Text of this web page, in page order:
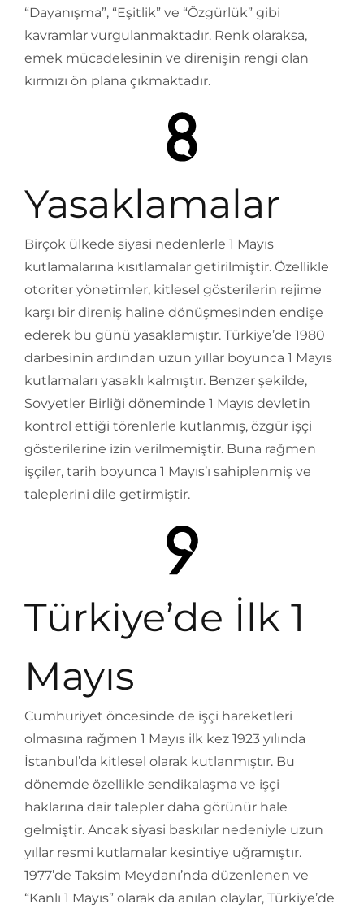
“Dayanışma”, “Eşitlik” ve “Özgürlük” gibi
kavramlar vurgulanmaktadır. Renk olaraksa,
emek mücadelesinin ve direnişin rengi olan
kırmızı ön plana çıkmaktadır.
Yasaklamalar
Birçok ülkede siyasi nedenlerle 1 Mayıs
kutlamalarına kısıtlamalar getirilmiştir. Özellikle
otoriter yönetimler, kitlesel gösterilerin rejime
karşı bir direniş haline dönüşmesinden endişe
ederek bu günü yasaklamıştır. Türkiye’de 1980
darbesinin ardından uzun yıllar boyunca 1 Mayıs
kutlamaları yasaklı kalmıştır. Benzer şekilde,
Sovyetler Birliği döneminde 1 Mayıs devletin
kontrol ettiği törenlerle kutlanmış, özgür işçi
gösterilerine izin verilmemiştir. Buna rağmen
işçiler, tarih boyunca 1 Mayıs’ı sahiplenmiş ve
taleplerini dile getirmiştir.
Türkiye’de İlk 1
Mayıs
Cumhuriyet öncesinde de işçi hareketleri
olmasına rağmen 1 Mayıs ilk kez 1923 yılında
İstanbul’da kitlesel olarak kutlanmıştır. Bu
dönemde özellikle sendikalaşma ve işçi
haklarına dair talepler daha görünür hale
gelmiştir. Ancak siyasi baskılar nedeniyle uzun
yıllar resmi kutlamalar kesintiye uğramıştır.
1977’de Taksim Meydanı’nda düzenlenen ve
“Kanlı 1 Mayıs” olarak da anılan olaylar, Türkiye’de